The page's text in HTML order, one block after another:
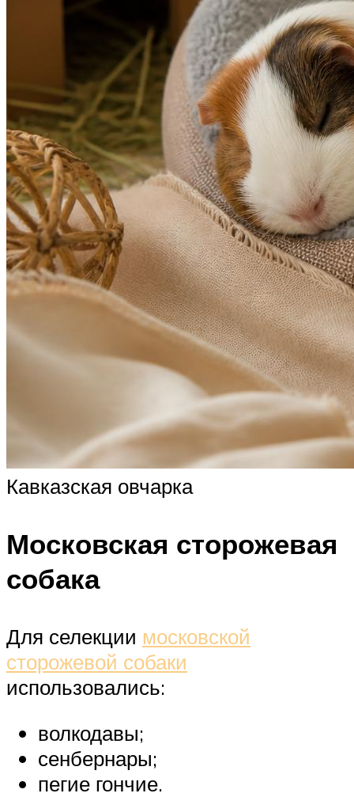
Кавказская овчарка
Московская сторожевая
собака
Для селекции московской
сторожевой собаки
использовались:
волкодавы;
сенбернары;
пегие гончие.